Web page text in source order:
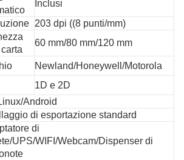
Inclusi
203 dpi ((8 punti/mm)
60 mm/80 mm/120 mm
Newland/Honeywell/Motorola
1D e 2D
Android
di esportazione standard
di
UPS/WIFI/Webcam/Dispenser di